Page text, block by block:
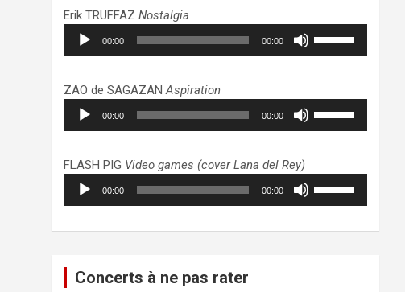
pour
augmenter
ou
volume.
Erik TRUFFAZNostalgia
Lecteur
audio
00:00 00:00
pour
augmenter
ou
volume.
ZAO de SAGAZANAspiration
Lecteur
audio
00:00 00:00
pour
augmenter
ou
FLASH PIG Video games (cover Lana del Rey)
Lecteur
audio
00:00 00:00
haut/bas
Concerts à ne pas rater